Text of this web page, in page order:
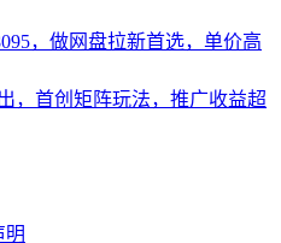
，做网盘拉新首选，单价高
，首创矩阵玩法，推广收益超
明